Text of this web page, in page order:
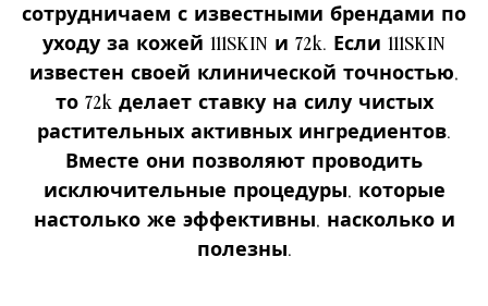
сотрудничаем с известными брендами по
уходу за кожей 111SKIN и 72k. Если 111SKIN
известен своей клинической точностью,
то 72k делает ставку на силу чистых
растительных активных ингредиентов.
Вместе они позволяют проводить
исключительные процедуры, которые
настолько же эффективны, насколько и